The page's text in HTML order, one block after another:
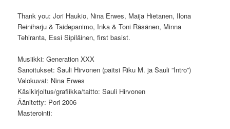
Thank you: Jori Haukio, Nina Erwes, Maija Hietanen, Ilona
Reiniharju & Taidepanimo, Inka & Toni Räsänen, Minna
Tehiranta, Essi Sipiläinen, first basist.
Musiikki: Generation XXX
Sanoitukset: Sauli Hirvonen (paitsi Riku M. ja Sauli ”Intro”)
Valokuvat: Nina Erwes
Käsikirjoitus/grafiikka/taitto: Sauli Hirvonen
Äänitetty: Pori 2006
Masterointi: